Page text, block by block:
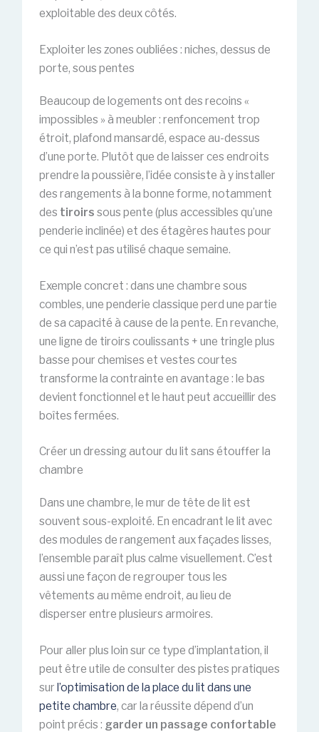
exploitable des deux côtés.
Exploiter les zones oubliées : niches, dessus de
porte, sous pentes
Beaucoup de logements ont des recoins «
impossibles » à meubler : renfoncement trop
étroit, plafond mansardé, espace au-dessus
d’une porte. Plutôt que de laisser ces endroits
prendre la poussière, l’idée consiste à y installer
des rangements à la bonne forme, notamment
des tiroirs sous pente (plus accessibles qu’une
penderie inclinée) et des étagères hautes pour
ce qui n’est pas utilisé chaque semaine.
Exemple concret : dans une chambre sous
combles, une penderie classique perd une partie
de sa capacité à cause de la pente. En revanche,
une ligne de tiroirs coulissants + une tringle plus
basse pour chemises et vestes courtes
transforme la contrainte en avantage : le bas
devient fonctionnel et le haut peut accueillir des
boîtes fermées.
Créer un dressing autour du lit sans étouffer la
chambre
Dans une chambre, le mur de tête de lit est
souvent sous-exploité. En encadrant le lit avec
des modules de rangement aux façades lisses,
l’ensemble paraît plus calme visuellement. C’est
aussi une façon de regrouper tous les
vêtements au même endroit, au lieu de
disperser entre plusieurs armoires.
Pour aller plus loin sur ce type d’implantation, il
peut être utile de consulter des pistes pratiques
sur l’optimisation de la place du lit dans une
petite chambre, car la réussite dépend d’un
point précis : garder un passage confortable